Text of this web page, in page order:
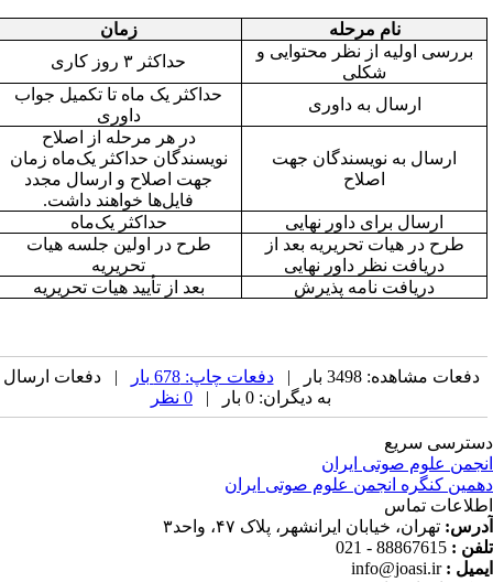
نام مرحله
زمان
بررسی اولیه از نظر محتوایی و
شکلی
حداکثر۳ روز کاری
ارسال به داوری
حداکثر یک ماه تا تکمیل جواب
داوری
ارسال به نویسندگان جهت
اصلاح
در هر مرحله از اصلاح
نویسندگان حداکثر یک‌ماه زمان
جهت اصلاح و ارسال مجدد
فایل‌ها خواهند داشت.
ارسال برای داور نهایی
حداکثر یک‌ماه
طرح در هیات تحریریه بعد از
دریافت نظر داور نهایی
طرح در اولین جلسه هیات
تحریریه
دریافت نامه پذیرش
بعد از تأیید هیات تحریریه
دفعات مشاهده: 3498 بار | دفعات چاپ: 678 بار
| دفعات ارسال
به دیگران: 0 بار |
سریع
علوم صوتی ایران
کنگره انجمن علوم صوتی ایران
تماس
تهران، خیابان ایرانشهر، پلاک ۴۷، واحد۳
:
88867615 - 021
:
info@joasi.ir